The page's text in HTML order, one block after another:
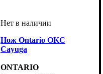
Нож Ontario OKC
Cayuga
ONTARIO